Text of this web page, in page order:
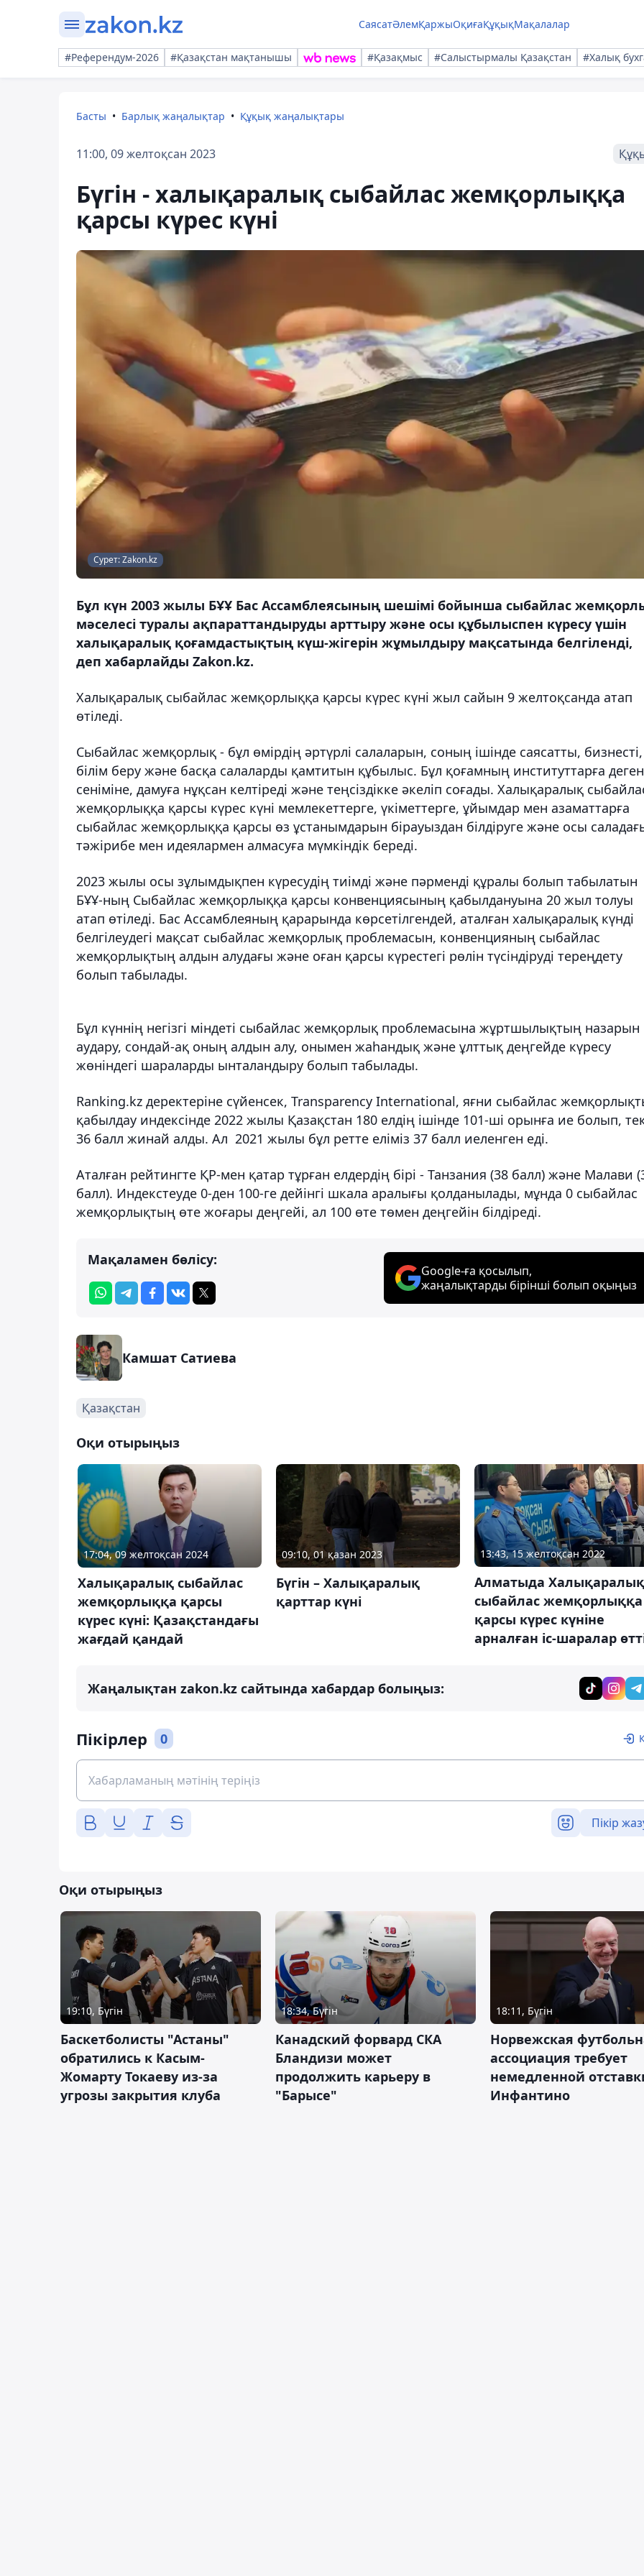
СаясатӘлемҚаржыОқиғаҚұқықМақалалар
#Референдум-2026 #Қазақстан мақтанышы #Қазақмыс #Салыстырмалы Қазақстан #Халық
Басты Барлық жаңалықтар Құқық жаңалықтары
11:00, 09 желтоқсан 2023
Бүгін - халықаралық сыбайлас жемқорлыққа
қарсы күрес күні
Сурет: Zakon.kz
Бұл күн 2003 жылы БҰҰ Бас Ассамблеясының шешімі бойынша сыбайлас
мәселесі туралы ақпараттандыруды арттыру және осы құбылыспен күресу үшін
халықаралық қоғамдастықтың күш-жігерін жұмылдыру мақсатында белгіленді,
деп хабарлайды Zakon.kz.
Халықаралық сыбайлас жемқорлыққа қарсы күрес күні жыл сайын 9 желтоқсанда атап
өтіледі.
Сыбайлас жемқорлық - бұл өмірдің әртүрлі салаларын, соның ішінде саясатты, бизнесті,
білім беру және басқа салаларды қамтитын құбылыс. Бұл қоғамның институттарға деген
сеніміне, дамуға нұқсан келтіреді және теңсіздікке әкеліп соғады. Халықаралық
жемқорлыққа қарсы күрес күні мемлекеттерге, үкіметтерге, ұйымдар мен азаматтарға
сыбайлас жемқорлыққа қарсы өз ұстанымдарын бірауыздан білдіруге және осы
тәжірибе мен идеялармен алмасуға мүмкіндік береді.
2023 жылы осы зұлымдықпен күресудің тиімді және пәрменді құралы болып табылатын
БҰҰ-ның Сыбайлас жемқорлыққа қарсы конвенциясының қабылдануына 20 жыл толуы
атап өтіледі. Бас Ассамблеяның қарарында көрсетілгендей, аталған халықаралық күнді
белгілеудегі мақсат сыбайлас жемқорлық проблемасын, конвенцияның сыбайлас
жемқорлықтың алдын алудағы және оған қарсы күрестегі рөлін түсіндіруді тереңдету
болып табылады.
Бұл күннің негізгі міндеті сыбайлас жемқорлық проблемасына жұртшылықтың назарын
аудару, сондай-ақ оның алдын алу, онымен жаһандық және ұлттық деңгейде күресу
жөніндегі шараларды ынталандыру болып табылады.
Ranking.kz деректеріне сүйенсек, Transparency International, яғни сыбайлас
қабылдау индексінде 2022 жылы Қазақстан 180 елдің ішінде 101-ші орынға ие болып,
36 балл жинай алды. Ал 2021 жылы бұл ретте еліміз 37 балл иеленген еді.
Аталған рейтингте ҚР-мен қатар тұрған елдердің бірі - Танзания (38 балл) және Малави
балл). Индекстеуде 0-ден 100-ге дейінгі шкала аралығы қолданылады, мұнда 0 сыбайлас
жемқорлықтың өте жоғары деңгейі, ал 100 өте төмен деңгейін білдіреді.
Мақаламен бөлісу:
Google-ға қосылып,
жаңалықтарды бірінші болып оқыңыз
Камшат Сатиева
Қазақстан
Оқи отырыңыз
17:04, 09 желтоқсан 2024
Халықаралық сыбайлас
жемқорлыққа қарсы
күрес күні: Қазақстандағы
жағдай қандай
09:10, 01 қазан 2023
Бүгін – Халықаралық
қарттар күні
13:43, 15 желтоқсан 2022
Алматыда Халықаралық
сыбайлас жемқорлыққа
қарсы күрес күніне
арналған іс-шаралар
Жаңалықтан zakon.kz сайтында хабардар болыңыз:
Пікірлер 0
Пікір
Оқи отырыңыз
19:10, Бүгін
Баскетболисты "Астаны"
обратились к Касым-
Жомарту Токаеву из-за
угрозы закрытия клуба
18:34, Бүгін
Канадский форвард СКА
Бландизи может
продолжить карьеру в
"Барысе"
18:11, Бүгін
Норвежская
ассоциация требует
немедленной
Инфантино